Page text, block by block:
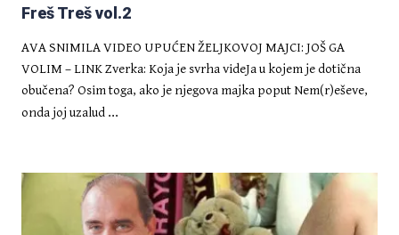
Freš Treš vol.2
AVA SNIMILA VIDEO UPUĆEN ŽELJKOVOJ MAJCI: JOŠ GA
VOLIM – LINK Zverka: Koja je svrha videJa u kojem je dotična
obučena? Osim toga, ako je njegova majka poput Nem(r)eševe,
onda joj uzalud ...